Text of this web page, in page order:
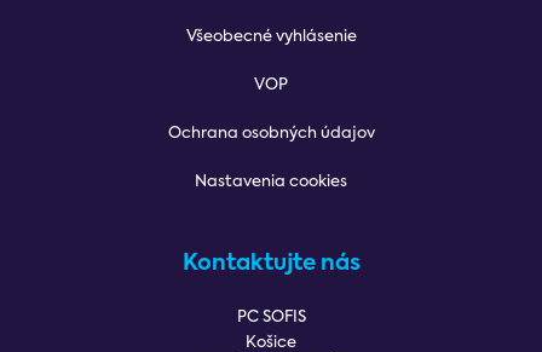
Všeobecné vyhlásenie
VOP
Ochrana osobných údajov
Nastavenia cookies
Kontaktujte nás
PC SOFIS
Košice